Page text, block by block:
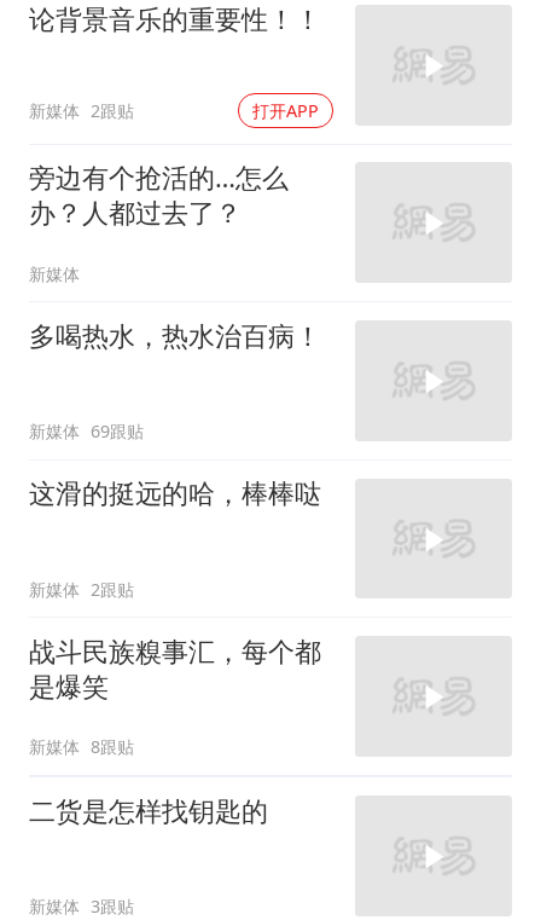
论背景音乐的重要性！！
新媒体 2跟贴 打开APP
旁边有个抢活的…怎么
办？人都过去了？
新媒体
多喝热水，热水治百病！
新媒体 69跟贴
这滑的挺远的哈，棒棒哒
新媒体 2跟贴
战斗民族糗事汇，每个都
是爆笑
新媒体 8跟贴
二货是怎样找钥匙的
新媒体 3跟贴